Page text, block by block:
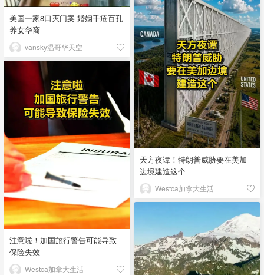
美国一家8口灭门案 婚姻千疮百孔
养女华裔
vansky温哥华天空
天方夜谭！特朗普威胁要在美加
边境建造这个
Westca加拿大生活
注意啦！加国旅行警告可能导致
保险失效
Westca加拿大生活